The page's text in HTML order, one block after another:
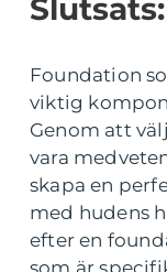
Slutsats:
Foundation
viktig
Genom att
vara
skapa en
med hudens
efter en
som är